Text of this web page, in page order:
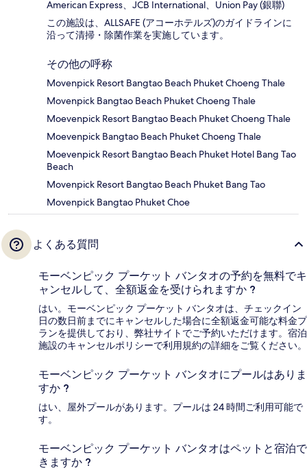
American Express、JCB International、Union Pay (銀聯)
この施設は、ALLSAFE (アコーホテルズ)のガイドラインに
沿って清掃・除菌作業を実施しています。
その他の呼称
Movenpick Resort Bangtao Beach Phuket Choeng Thale
Movenpick Bangtao Beach Phuket Choeng Thale
Moevenpick Resort Bangtao Beach Phuket Choeng Thale
Moevenpick Bangtao Beach Phuket Choeng Thale
Moevenpick Resort Bangtao Beach Phuket Hotel Bang Tao
Beach
Movenpick Resort Bangtao Beach Phuket Bang Tao
Movenpick Bangtao Phuket Choe
よくある質問
モーベンピック プーケット バンタオの予約を無料でキ
ャンセルして、全額返金を受けられますか ?
はい。モーベンピック プーケット バンタオは、チェックイン
日の数日前までにキャンセルした場合に全額返金可能な料金プ
ランを提供しており、弊社サイトでご予約いただけます。宿泊
施設のキャンセルポリシーで利用規約の詳細をご覧ください。
モーベンピック プーケット バンタオにプールはありま
すか ?
はい、屋外プールがあります。プールは 24 時間ご利用可能で
す。
モーベンピック プーケット バンタオはペットと宿泊で
きますか ?